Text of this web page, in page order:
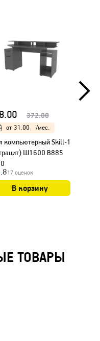
372.00
от 31.00 /мес.
компьютерный Skill-1
Ш1600 В885
17 оценок
В корзину
ТОВАРЫ